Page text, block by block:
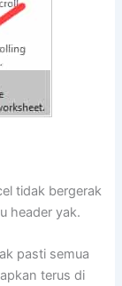
tidak bergerak
header yak.
pasti semua
terus di